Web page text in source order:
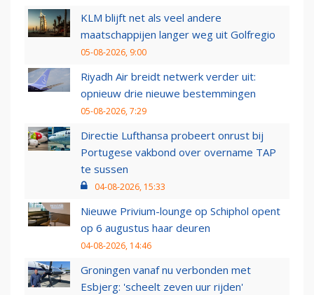
KLM blijft net als veel andere
maatschappijen langer weg uit Golfregio
05-08-2026, 9:00
Riyadh Air breidt netwerk verder uit:
opnieuw drie nieuwe bestemmingen
05-08-2026, 7:29
Directie Lufthansa probeert onrust bij
Portugese vakbond over overname TAP
te sussen
04-08-2026, 15:33
Nieuwe Privium-lounge op Schiphol opent
op 6 augustus haar deuren
04-08-2026, 14:46
Groningen vanaf nu verbonden met
Esbjerg: 'scheelt zeven uur rijden'